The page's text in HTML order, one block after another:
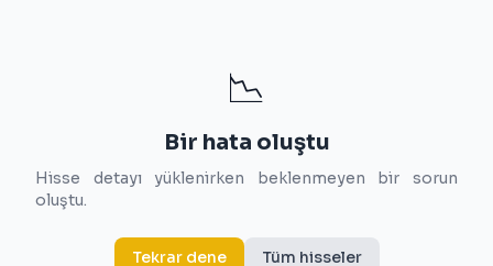
📉
Bir hata oluştu
Hisse detayı yüklenirken beklenmeyen bir sorun
oluştu.
Tekrar dene Tüm hisseler